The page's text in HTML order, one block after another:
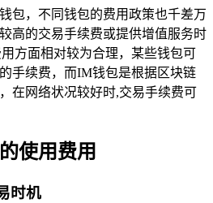
包，不同钱包的费用政策也千差万
高的交易手续费或提供增值服务时
方面相对较为合理，某些钱包可
手续费，而IM钱包是根据区块链
在网络状况较好时,交易手续费可
使用费用
时机